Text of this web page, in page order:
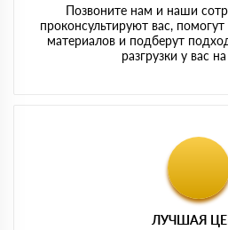
Позвоните нам и наши
проконсультируют вас,
материалов и подберут
разгрузки у вас
ЛУЧШАЯ